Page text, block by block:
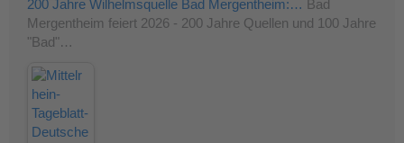
200 Jahre Wilhelmsquelle Bad Mergentheim:… Bad
Mergentheim feiert 2026 - 200 Jahre Quellen und 100 Jahre
"Bad"…